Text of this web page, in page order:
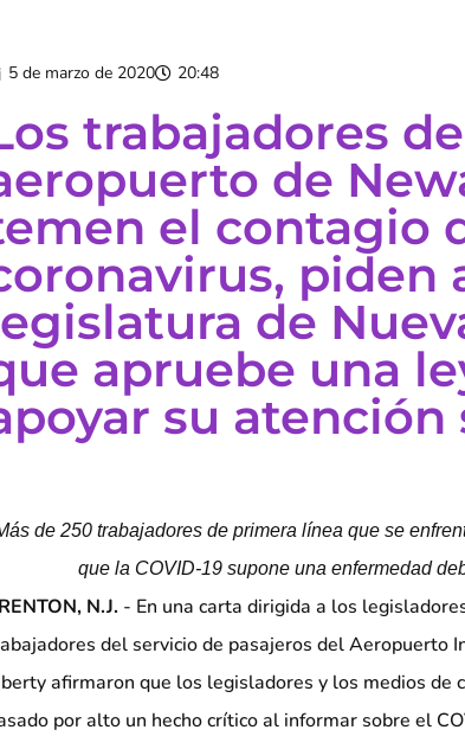
5 de marzo de 2020 20:48
trabajadores
de
el contagio
piden
de
apruebe una
su atención
de 250 trabajadores de primera línea que se
que la COVID-19 supone una enfermedad
N.J. - En una carta dirigida a los
del servicio de pasajeros del Aeropuerto
afirmaron que los legisladores y los medios de
por alto un hecho crítico al informar sobre el